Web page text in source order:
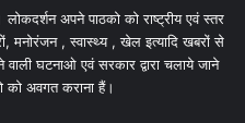
लोकदर्शन अपने पाठको को राष्ट्रीय एवं स्तर
मनोरंजन , स्वास्थ्य , खेल इत्यादि खबरों से
घटनाओ एवं सरकार द्वारा चलाये जाने
को अवगत कराना हैं।